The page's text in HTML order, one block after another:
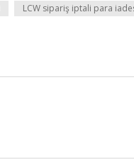
LCW sipariş iptali para